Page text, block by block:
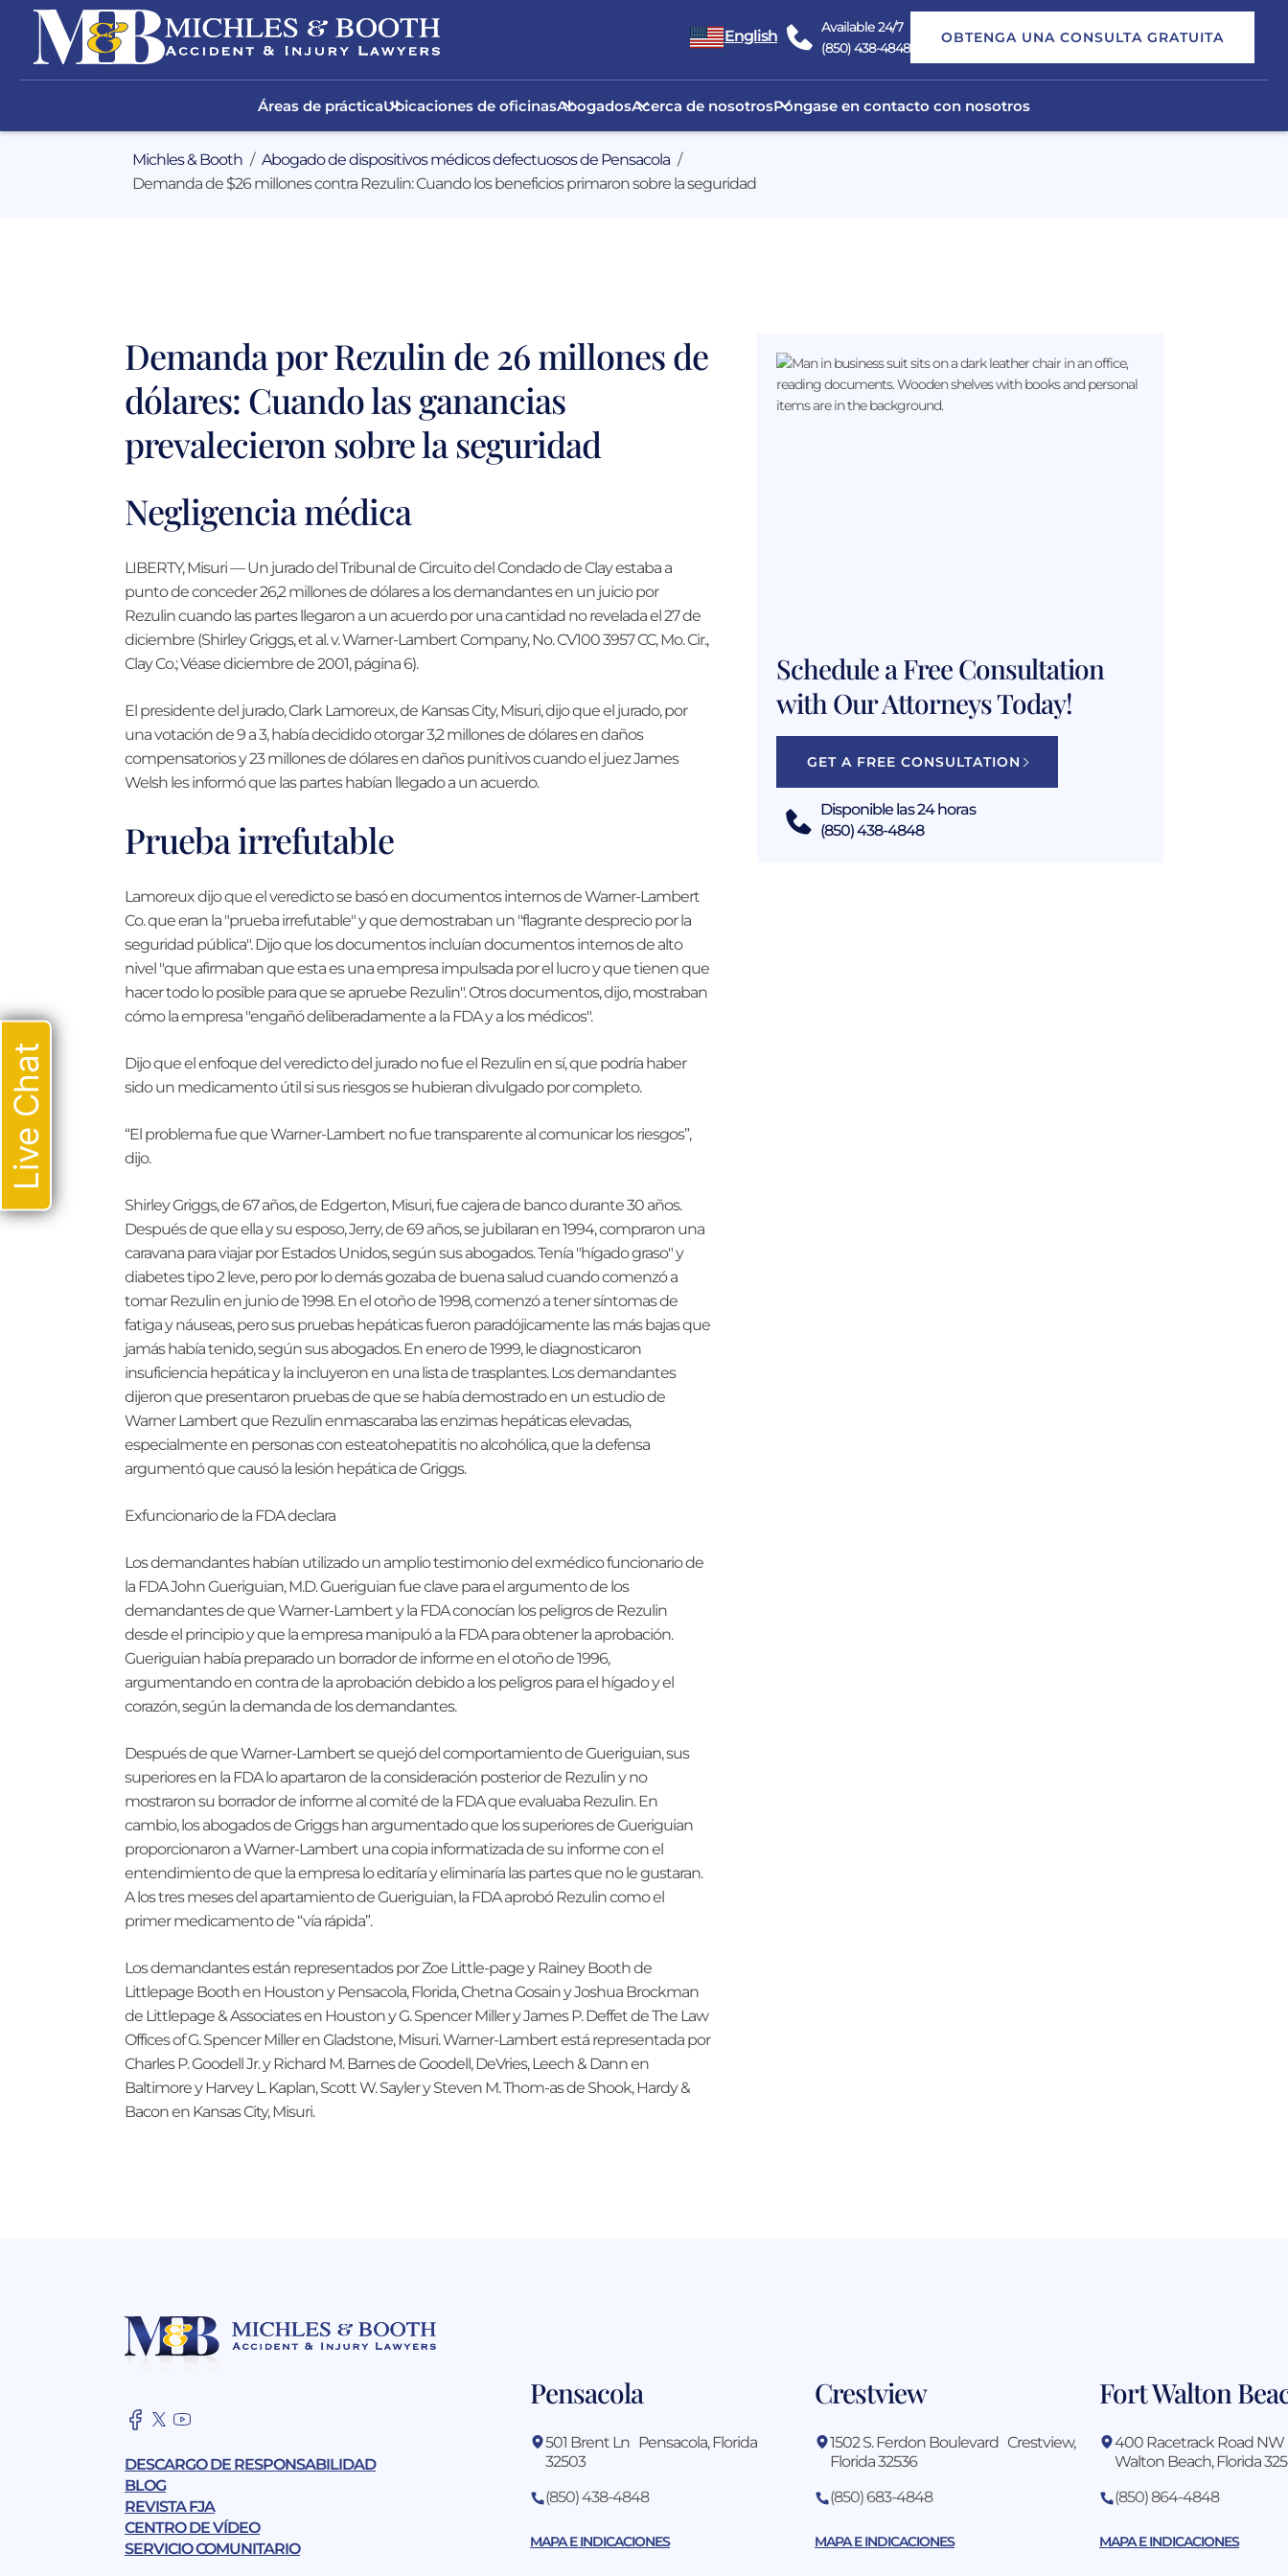
English
Available 24/7
(850) 438-4848
OBTENGA UNA CONSULTA GRATUITA
Áreas de prácticaUbicaciones de oficinasAbogadosAcerca de nosotrosPóngase en contacto con nosotros
Michles & Booth
Abogado de dispositivos médicos defectuosos de Pensacola
Demanda de $26 millones contra Rezulin: Cuando los beneficios primaron sobre la seguridad
Demanda por Rezulin de 26 millones de
dólares: Cuando las ganancias
prevalecieron sobre la seguridad
Negligencia médica
LIBERTY, Misuri — Un jurado del Tribunal de Circuito del Condado de Clay estaba a
punto de conceder 26,2 millones de dólares a los demandantes en un juicio por
Rezulin cuando las partes llegaron a un acuerdo por una cantidad no revelada el 27 de
diciembre (Shirley Griggs, et al. v. Warner-Lambert Company, No. CV100 3957 CC, Mo. Cir.,
Clay Co.; Véase diciembre de 2001, página 6).
El presidente del jurado, Clark Lamoreux, de Kansas City, Misuri, dijo que el jurado, por
una votación de 9 a 3, había decidido otorgar 3,2 millones de dólares en daños
compensatorios y 23 millones de dólares en daños punitivos cuando el juez James
Welsh les informó que las partes habían llegado a un acuerdo.
Prueba irrefutable
Lamoreux dijo que el veredicto se basó en documentos internos de Warner-Lambert
Co. que eran la "prueba irrefutable" y que demostraban un "flagrante desprecio por la
seguridad pública". Dijo que los documentos incluían documentos internos de alto
nivel "que afirmaban que esta es una empresa impulsada por el lucro y que tienen que
hacer todo lo posible para que se apruebe Rezulin". Otros documentos, dijo, mostraban
cómo la empresa "engañó deliberadamente a la FDA y a los médicos".
Dijo que el enfoque del veredicto del jurado no fue el Rezulin en sí, que podría haber
sido un medicamento útil si sus riesgos se hubieran divulgado por completo.
“El problema fue que Warner-Lambert no fue transparente al comunicar los riesgos”,
dijo.
Shirley Griggs, de 67 años, de Edgerton, Misuri, fue cajera de banco durante 30 años.
Después de que ella y su esposo, Jerry, de 69 años, se jubilaran en 1994, compraron una
caravana para viajar por Estados Unidos, según sus abogados. Tenía "hígado graso" y
diabetes tipo 2 leve, pero por lo demás gozaba de buena salud cuando comenzó a
tomar Rezulin en junio de 1998. En el otoño de 1998, comenzó a tener síntomas de
fatiga y náuseas, pero sus pruebas hepáticas fueron paradójicamente las más bajas que
jamás había tenido, según sus abogados. En enero de 1999, le diagnosticaron
insuficiencia hepática y la incluyeron en una lista de trasplantes. Los demandantes
dijeron que presentaron pruebas de que se había demostrado en un estudio de
Warner Lambert que Rezulin enmascaraba las enzimas hepáticas elevadas,
especialmente en personas con esteatohepatitis no alcohólica, que la defensa
argumentó que causó la lesión hepática de Griggs.
Exfuncionario de la FDA declara
Los demandantes habían utilizado un amplio testimonio del exmédico funcionario de
la FDA John Gueriguian, M.D. Gueriguian fue clave para el argumento de los
demandantes de que Warner-Lambert y la FDA conocían los peligros de Rezulin
desde el principio y que la empresa manipuló a la FDA para obtener la aprobación.
Gueriguian había preparado un borrador de informe en el otoño de 1996,
argumentando en contra de la aprobación debido a los peligros para el hígado y el
corazón, según la demanda de los demandantes.
Después de que Warner-Lambert se quejó del comportamiento de Gueriguian, sus
superiores en la FDA lo apartaron de la consideración posterior de Rezulin y no
mostraron su borrador de informe al comité de la FDA que evaluaba Rezulin. En
cambio, los abogados de Griggs han argumentado que los superiores de Gueriguian
proporcionaron a Warner-Lambert una copia informatizada de su informe con el
entendimiento de que la empresa lo editaría y eliminaría las partes que no le gustaran.
A los tres meses del apartamiento de Gueriguian, la FDA aprobó Rezulin como el
primer medicamento de “vía rápida”.
Los demandantes están representados por Zoe Little-page y Rainey Booth de
Littlepage Booth en Houston y Pensacola, Florida, Chetna Gosain y Joshua Brockman
de Littlepage & Associates en Houston y G. Spencer Miller y James P. Deffet de The Law
Offices of G. Spencer Miller en Gladstone, Misuri. Warner-Lambert está representada por
Charles P. Goodell Jr. y Richard M. Barnes de Goodell, DeVries, Leech & Dann en
Baltimore y Harvey L. Kaplan, Scott W. Sayler y Steven M. Thom-as de Shook, Hardy &
Bacon en Kansas City, Misuri.
Schedule a Free Consultation
with Our Attorneys Today!
GET A FREE CONSULTATION
Disponible las 24 horas
(850) 438-4848
DESCARGO DE RESPONSABILIDAD
BLOG
REVISTA FJA
CENTRO DE VÍDEO
SERVICIO COMUNITARIO
Pensacola
501 Brent Ln Pensacola, Florida
32503
(850) 438-4848
MAPA E INDICACIONES
Crestview
1502 S. Ferdon Boulevard Crestview,
Florida 32536
(850) 683-4848
MAPA E INDICACIONES
Fort Walton
400 Racetrack Road
Walton Beach, Florida
(850) 864-4848
MAPA E INDICACIONES
Live Chat